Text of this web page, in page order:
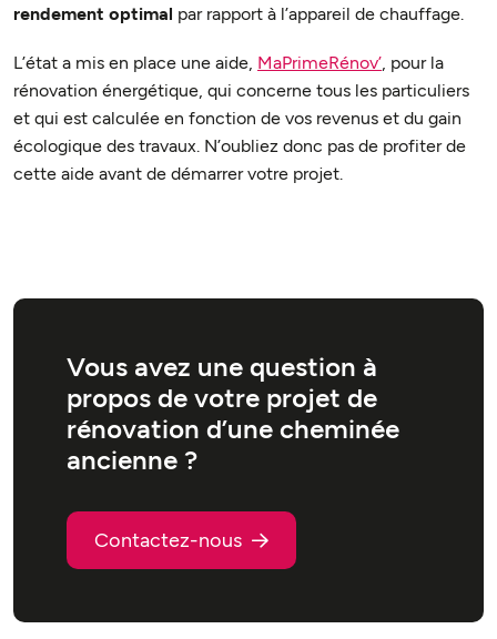
rendement optimal par rapport à l’appareil de chauffage.
L’état a mis en place une aide, MaPrimeRénov’, pour la
rénovation énergétique, qui concerne tous les particuliers
et qui est calculée en fonction de vos revenus et du gain
écologique des travaux. N’oubliez donc pas de profiter de
cette aide avant de démarrer votre projet.
Vous avez une question à
propos de votre projet de
rénovation d’une cheminée
ancienne ?
Contactez-nous